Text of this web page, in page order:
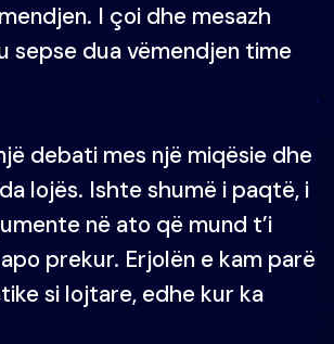
I çoi dhe mesazh
sepse dua vëmendjen time
debati mes një miqësie dhe
lojës. Ishte shumë i paqtë, i
në ato që mund t’i
prekur. Erjolën e kam parë
si lojtare, edhe kur ka